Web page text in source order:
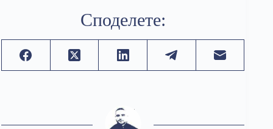
Споделете: